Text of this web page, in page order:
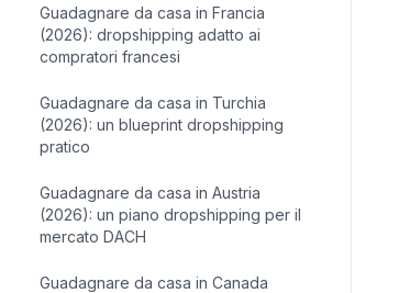
Guadagnare da casa in Francia
(2026): dropshipping adatto ai
compratori francesi
Guadagnare da casa in Turchia
(2026): un blueprint dropshipping
pratico
Guadagnare da casa in Austria
(2026): un piano dropshipping per il
mercato DACH
Guadagnare da casa in Canada